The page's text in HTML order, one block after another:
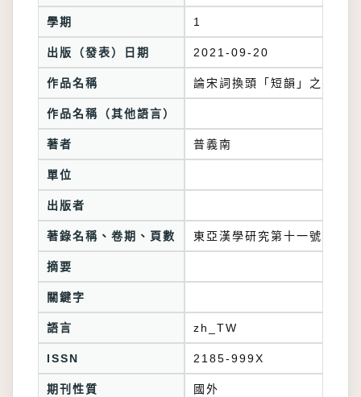
學期 1
出版（發表）日期 2021-09-20
作品名稱 論宋詞換頭「短韻」之結構
作品名稱（其他語言）
著者 普義南
單位
出版者
著錄名稱、卷期、頁數 東亞漢學研究第十一號
摘要
關鍵字
語言 zh_TW
ISSN 2185-999X
期刊性質 國外